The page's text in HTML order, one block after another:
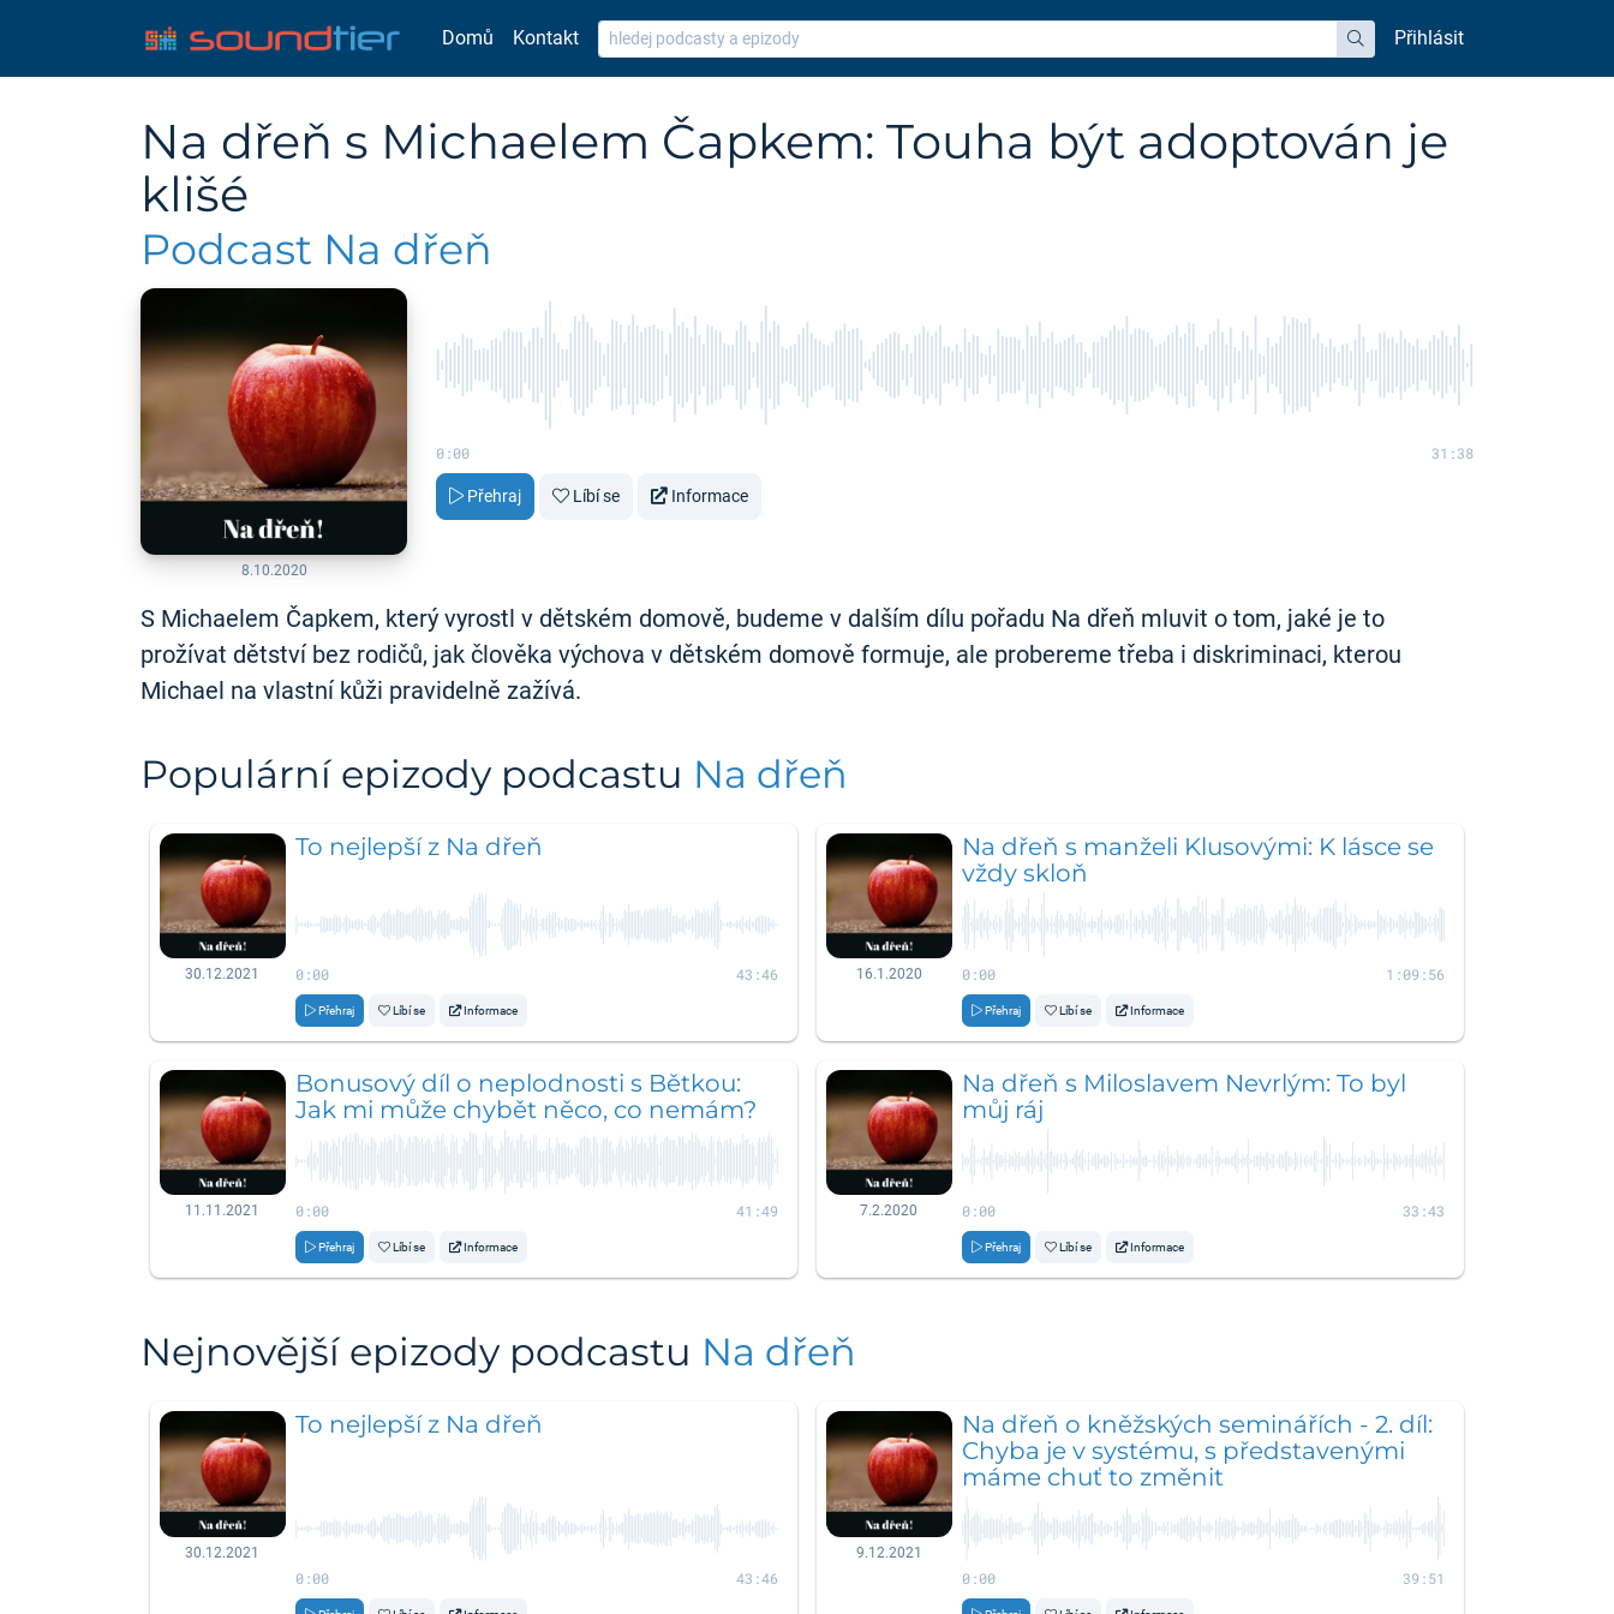
Domů Kontakt
hledat
Přihlásit
Na dřeň s Michaelem Čapkem: Touha být adoptován je
klišé
Podcast Na dřeň
8.10.2020
0:00 31:38
Přehraj Líbí se Informace
S Michaelem Čapkem, který vyrostl v dětském domově, budeme v dalším dílu pořadu Na dřeň mluvit o tom, jaké je to
prožívat dětství bez rodičů, jak člověka výchova v dětském domově formuje, ale probereme třeba i diskriminaci, kterou
Michael na vlastní kůži pravidelně zažívá.
Populární epizody podcastu Na dřeň
30.12.2021
To nejlepší z Na dřeň
0:00 43:46
Přehraj Líbí se Informace
16.1.2020
Na dřeň s manželi Klusovými: K lásce se
vždy skloň
0:00 1:09:56
Přehraj Líbí se Informace
11.11.2021
Bonusový díl o neplodnosti s Bětkou:
Jak mi může chybět něco, co nemám?
0:00 41:49
Přehraj Líbí se Informace
7.2.2020
Na dřeň s Miloslavem Nevrlým: To byl
můj ráj
0:00 33:43
Přehraj Líbí se Informace
Nejnovější epizody podcastu Na dřeň
30.12.2021
To nejlepší z Na dřeň
0:00 43:46
9.12.2021
Na dřeň o kněžských seminářích - 2. díl:
Chyba je v systému, s představenými
máme chuť to změnit
0:00 39:51